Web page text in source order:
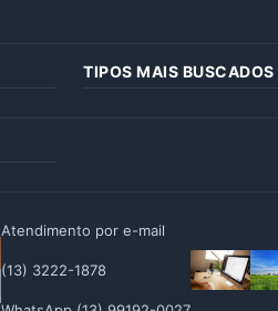
TIPOS MAIS BUSCADOS
Atendimento por e-mail
(13) 3222-1878